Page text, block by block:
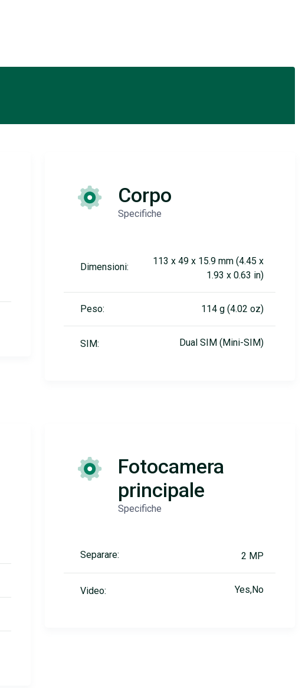
Corpo
Specifiche
Dimensioni:
113 x 49 x 15.9 mm (4.45 x
1.93 x 0.63 in)
Peso: 114 g (4.02 oz)
SIM: Dual SIM (Mini-SIM)
Fotocamera
principale
Specifiche
Separare: 2 MP
Video: Yes,No